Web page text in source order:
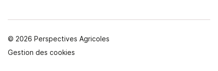
© 2026 Perspectives Agricoles
Gestion des cookies